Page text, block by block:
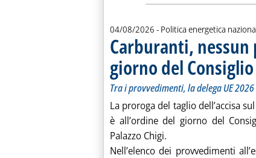
04/08/2026 - Politica energetica
Carburanti,
giorno del
Tra i provvedimenti, la delega UE
La proroga del taglio dell’accisa
è all’ordine del giorno del
Palazzo Chigi.
Nell’elenco dei provvedimenti